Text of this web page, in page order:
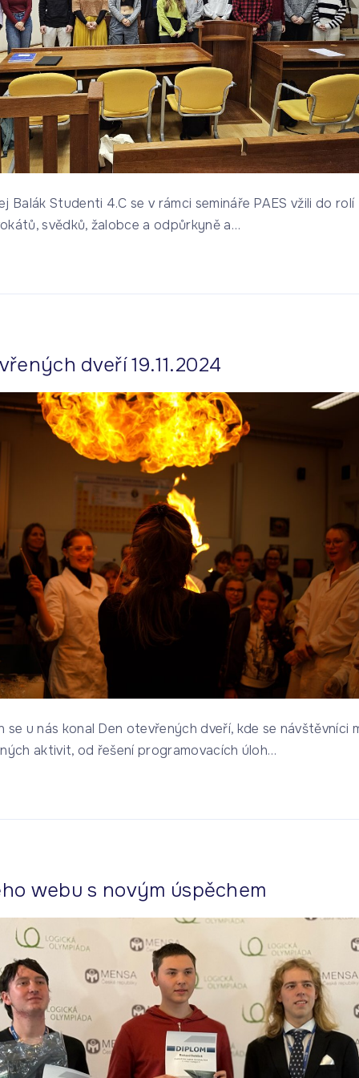
Balák Studenti 4.C se v rámci semináře PAES vžili do rolí
svědků, žalobce a odpůrkyně a…
dveří 19.11.2024
se u nás konal Den otevřených dveří, kde se návštěvníci
aktivit, od řešení programovacích úloh…
webu s novým úspěchem